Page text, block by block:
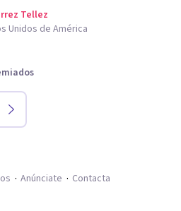
Tellez
Unidos de América
Anúnciate Contacta